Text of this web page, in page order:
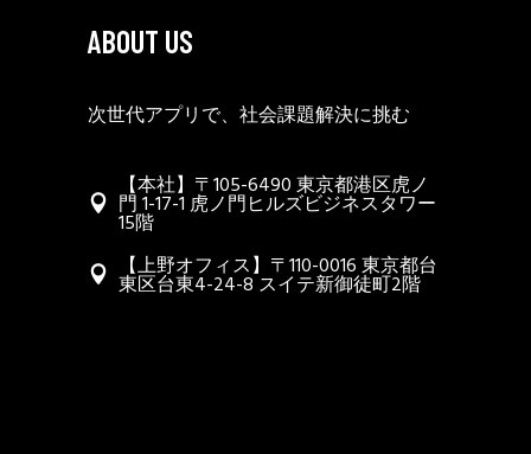
ABOUT US
次世代アプリで、社会課題解決に挑む
【本社】〒105-6490 東京都港区虎ノ
門 1-17-1 虎ノ門ヒルズビジネスタワー
15階
【上野オフィス】〒110-0016 東京都台
東区台東4-24-8 スイテ新御徒町2階